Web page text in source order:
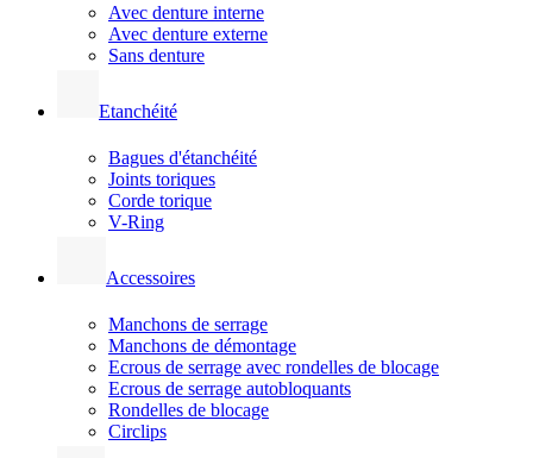
Avec denture interne
Avec denture externe
Sans denture
Etanchéité
Bagues d'étanchéité
Joints toriques
Corde torique
V-Ring
Accessoires
Manchons de serrage
Manchons de démontage
Ecrous de serrage avec rondelles de blocage
Ecrous de serrage autobloquants
Rondelles de blocage
Circlips